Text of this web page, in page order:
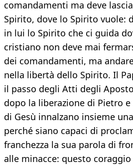
comandamenti ma deve
Spirito, dove lo Spirito vuole:
in lui lo Spirito che ci guida
cristiano non deve mai
dei comandamenti, ma
nella libertà dello Spirito. Il
il passo degli Atti degli
dopo la liberazione di Pietro
di Gesù innalzano insieme
perché siano capaci di
franchezza la sua parola di
alle minacce: questo